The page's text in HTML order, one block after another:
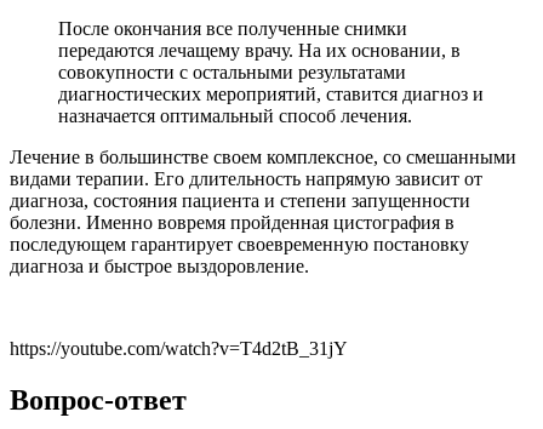
После окончания все полученные снимки
передаются лечащему врачу. На их основании, в
совокупности с остальными результатами
диагностических мероприятий, ставится диагноз и
назначается оптимальный способ лечения.
Лечение в большинстве своем комплексное, со смешанными
видами терапии. Его длительность напрямую зависит от
диагноза, состояния пациента и степени запущенности
болезни. Именно вовремя пройденная цистография в
последующем гарантирует своевременную постановку
диагноза и быстрое выздоровление.
https://youtube.com/watch?v=T4d2tB_31jY
Вопрос-ответ